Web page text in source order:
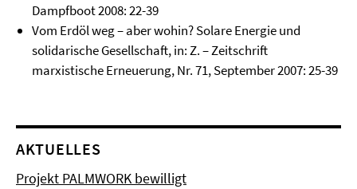
Dampfboot 2008: 22-39
Vom Erdöl weg – aber wohin? Solare Energie und
solidarische Gesellschaft, in: Z. – Zeitschrift
marxistische Erneuerung, Nr. 71, September 2007: 25-39
AKTUELLES
Projekt PALMWORK bewilligt